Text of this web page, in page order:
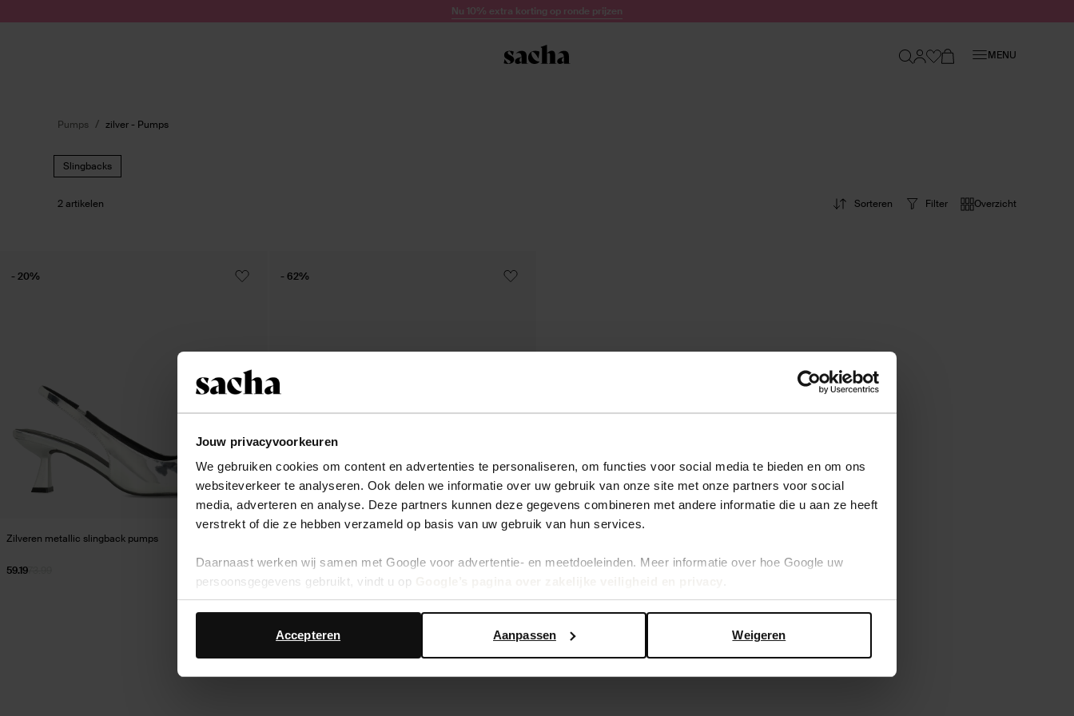
Jouw privacyvoorkeuren
We gebruiken cookies om content en advertenties te personaliseren, om functies voor social media te bieden en om ons
websiteverkeer te analyseren. Ook delen we informatie over uw gebruik van onze site met onze partners voor social
media, adverteren en analyse. Deze partners kunnen deze gegevens combineren met andere informatie die u aan ze heeft
verstrekt of die ze hebben verzameld op basis van uw gebruik van hun services.
Daarnaast werken wij samen met Google voor advertentie- en meetdoeleinden. Meer informatie over hoe Google uw
persoonsgegevens gebruikt, vindt u op
Weigeren
Aanpassen
Accepteren
Nu 10% extra korting op ronde prijzen
MENU
Pumps zilver - Pumps
Slingbacks
Filter Overzicht
2 artikelen Sorteren
Zilveren metallic slingback pumps
59.19
- 20%
28.00
- 62%